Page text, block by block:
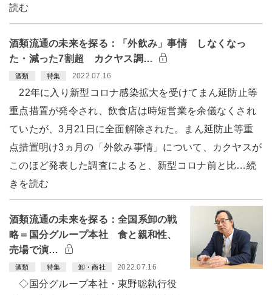
読む
酒類流通の未来を探る：「外飲み」事情 しなくなっ
た・減った7割超 カクヤス調…
酒類 特集 2022.07.16
22年に入り新型コロナ感染拡大を受けてまん延防止等
重点措置が発令され、飲食店は時短営業を余儀なくされ
ていたが、3月21日に全面解除された。まん延防止等重
点措置明け3ヵ月の「外飲み事情」について、カクヤスが
このほど発表した調査によると、新型コロナ前と比…続
きを読む
酒類流通の未来を探る：全国系卸の戦
略＝国分グループ本社 食と親和性、
売場で演…
酒類 特集 卸・商社 2022.07.16
◇国分グループ本社・東野聡執行役